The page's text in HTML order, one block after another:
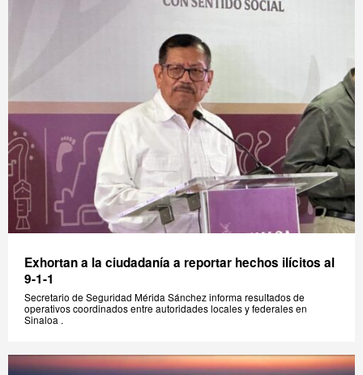
Exhortan a la ciudadanía a reportar hechos ilícitos al
9-1-1
Secretario de Seguridad Mérida Sánchez informa resultados de
operativos coordinados entre autoridades locales y federales en
Sinaloa .